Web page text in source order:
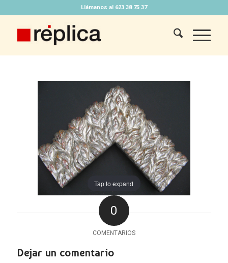
Llámanos al 623 38 75 37
Tap to expand
0
COMENTARIOS
Dejar un comentario